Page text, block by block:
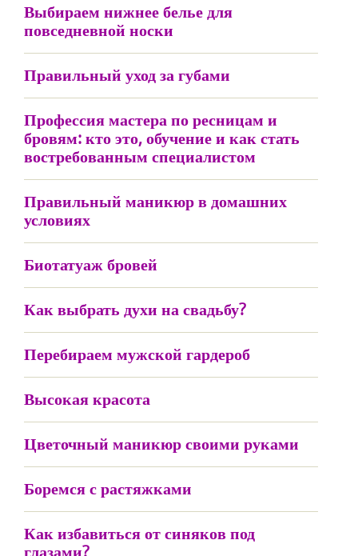
Выбираем нижнее белье для
повседневной носки
Правильный уход за губами
Профессия мастера по ресницам и
бровям: кто это, обучение и как стать
востребованным специалистом
Правильный маникюр в домашних
условиях
Биотатуаж бровей
Как выбрать духи на свадьбу?
Перебираем мужской гардероб
Высокая красота
Цветочный маникюр своими руками
Боремся с растяжками
Как избавиться от синяков под
глазами?